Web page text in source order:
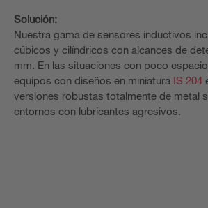
Solución:
Nuestra gama de sensores inductivos
cúbicos y cilíndricos con alcances de
mm. En las situaciones con poco
equipos con diseños en miniatura IS 204
versiones robustas totalmente de metal
entornos con lubricantes agresivos.